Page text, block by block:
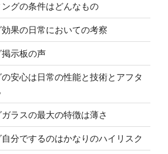
グの条件はどんなもの
果の日常においての考察
示板の声
安心は日常の性能と技術とアフタ
ラスの最大の特徴は薄さ
分でするのはかなりのハイリスク